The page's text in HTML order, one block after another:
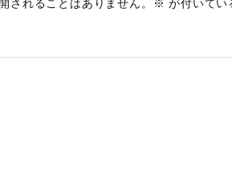
されることはありません。 ※ が付いてい